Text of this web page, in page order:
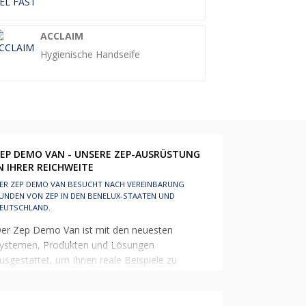
ACCLAIM
Hygienische Handseife
DEMO VAN - UNSERE ZEP-AUSRÜSTUNG
IHRER REICHWEITE
ZEP DEMO VAN BESUCHT NACH VEREINBARUNG
VON ZEP IN DEN BENELUX-STAATEN UND
Zep Demo Van ist mit den neuesten
Produkten und Lösungen
um Ihnen reale Beispiele zu